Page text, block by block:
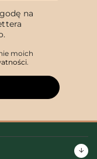
na
moich
.